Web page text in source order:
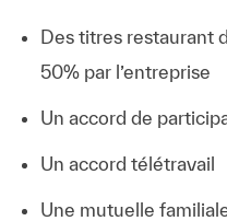
Des titres restaurant
50% par l’entreprise
Un accord de
Un accord télétravail
Une mutuelle